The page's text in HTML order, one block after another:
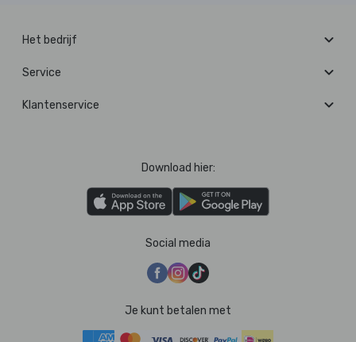
Het bedrijf
Service
Klantenservice
Download hier:
Social media
Je kunt betalen met